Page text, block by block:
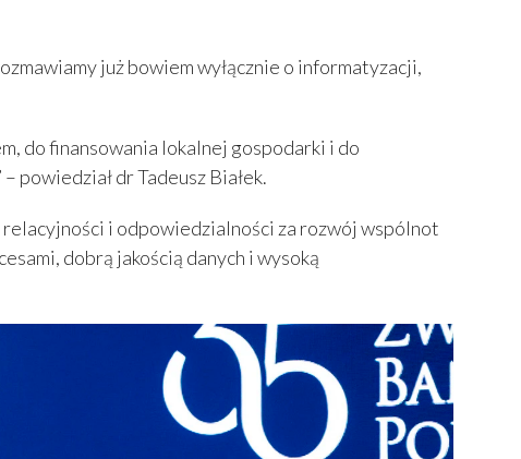
już bowiem wyłącznie o informatyzacji,
do finansowania lokalnej gospodarki i do
powiedział dr Tadeusz Białek.
relacyjności i odpowiedzialności za rozwój wspólnot
dobrą jakością danych i wysoką